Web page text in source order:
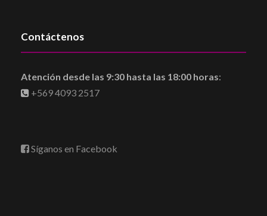
Contáctenos
Atención desde las 9:30 hasta las 18:00 horas:
+569 4093 2517
Síganos en Facebook